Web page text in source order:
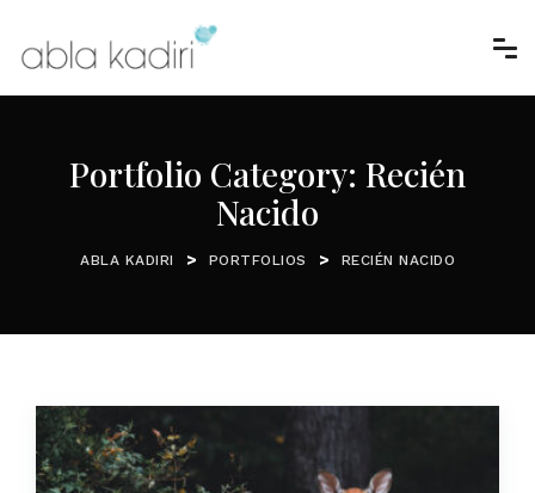
Portfolio Category: Recién
Nacido
ABLA KADIRI > PORTFOLIOS > RECIÉN NACIDO